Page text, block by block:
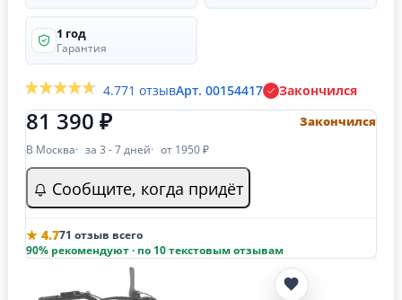
1 год
Гарантия
4.771 отзывАрт. 00154417 Закончился
81 390 ₽ Закончился
В Москва за 3 - 7 дней от 1950 ₽
Сообщите, когда придёт
★ 4.771 отзыв всего
90% рекомендуют · по 10 текстовым отзывам